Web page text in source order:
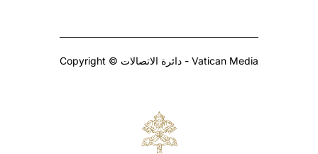
Copyright © دائرة الاتصالات - Vatican Media